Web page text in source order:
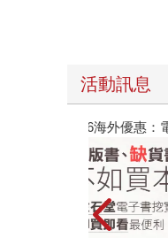
活動訊息
成為我最親近 台灣角川